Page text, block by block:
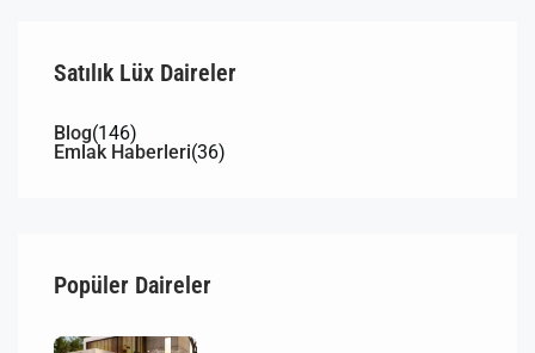
Satılık Lüx Daireler
Blog(146)
Emlak Haberleri(36)
Popüler Daireler